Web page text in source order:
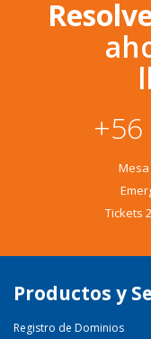
Tickets
Productos y
Registro de Dominios